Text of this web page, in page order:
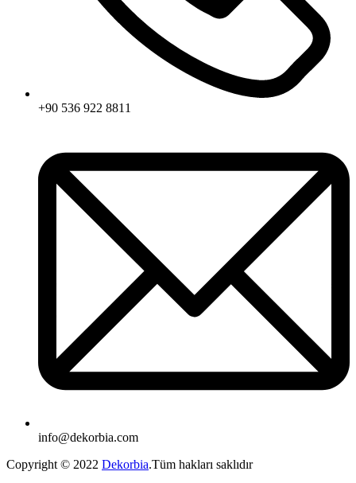
+90 536 922 8811
info@dekorbia.com
Copyright © 2022 Dekorbia.Tüm hakları saklıdır